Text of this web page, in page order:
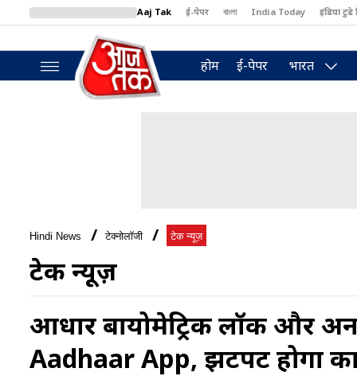
Aaj Tak ई-पेपर বাংলা India Today इंडिया टुडे
BT Bazaar
होम ई-पेपर भारत
Hindi News टेक्नोलॉजी टेक न्यूज़
टेक न्यूज़
आधार बायोमेट्रिक लॉक और
Aadhaar App, झटपट होगा